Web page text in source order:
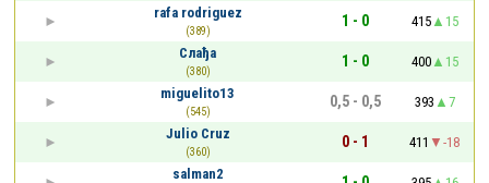
rafa rodriguez
(389)
1 - 0 415
15
Слађа
(380)
1 - 0 400
15
miguelito13
(545)
0,5 - 0,5 393
7
Julio Cruz
(360)
0 - 1 411
-18
salman2